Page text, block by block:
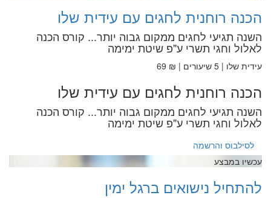
הכנה רוחנית לחגים עם עידית שלו
השנה תגיעי לחגים ממקום גבוה יותר... קורס הכנה
לאלול וחגי תשרי ע"פ שיטת ימימה
עידית שלו | 5 שיעורים | ₪ 69
הכנה רוחנית לחגים עם עידית שלו
השנה תגיעי לחגים ממקום גבוה יותר... קורס הכנה
לאלול וחגי תשרי ע"פ שיטת ימימה
לסילבוס והרשמה
עכשיו במבצע
להתחיל נישואים ברגל ימין